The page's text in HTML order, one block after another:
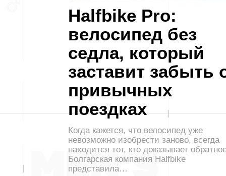
Halfbike Pro:
велосипед без
седла, который
заставит забыть
привычных
поездках
Когда кажется, что велосипед уже
невозможно изобрести заново, всегда
находится тот, кто доказывает
Болгарская компания Halfbike
представила…